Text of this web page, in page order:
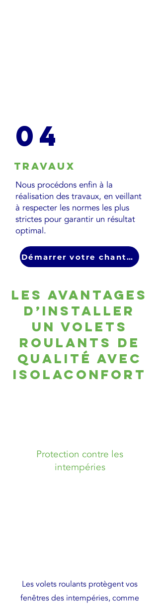
04
Travaux
Nous procédons enfin à la
réalisation des travaux, en veillant
à respecter les normes les plus
strictes pour garantir un résultat
optimal.
Démarrer votre chantier
Les avantages
d’installer
un Volets
roulants de
qualité avec
isolaconfort
Protection contre les
intempéries
Les volets roulants protègent vos
fenêtres des intempéries, comme